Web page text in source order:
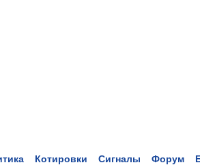
Котировки Сигналы Форум